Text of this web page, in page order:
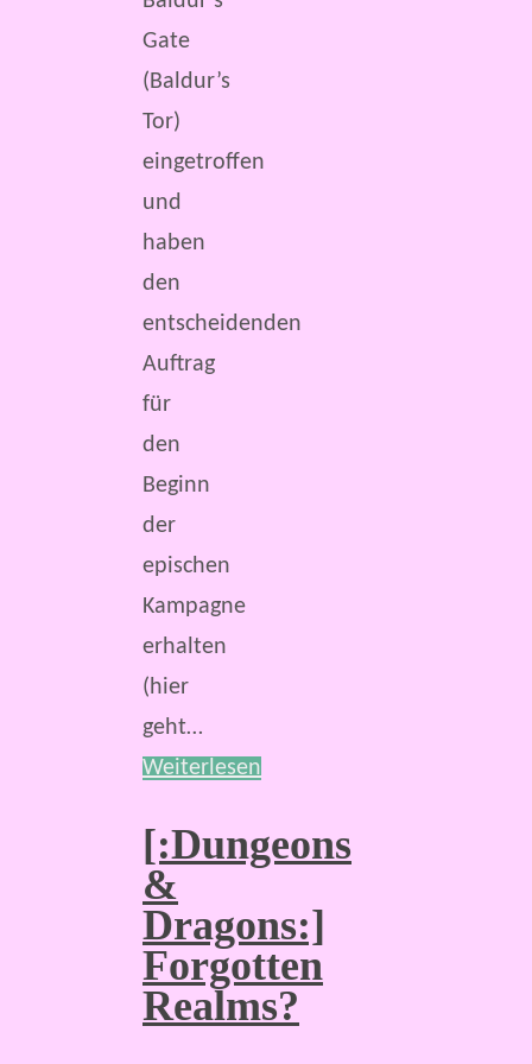
Gate
(Baldur’s
Tor)
eingetroffen
und
haben
den
entscheidenden
Auftrag
für
den
Beginn
der
epischen
Kampagne
erhalten
(hier
geht…
Weiterlesen
[:Dungeons
&
Dragons:]
Forgotten
Realms?